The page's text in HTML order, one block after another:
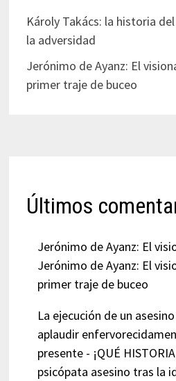
Károly Takács: la historia
la adversidad
Jerónimo de Ayanz: El
primer traje de buceo
Últimos
Jerónimo de Ayanz: El
Jerónimo de Ayanz: El
primer traje de buceo
La ejecución de un
aplaudir
presente - ¡QUÉ
psicópata asesino tras la